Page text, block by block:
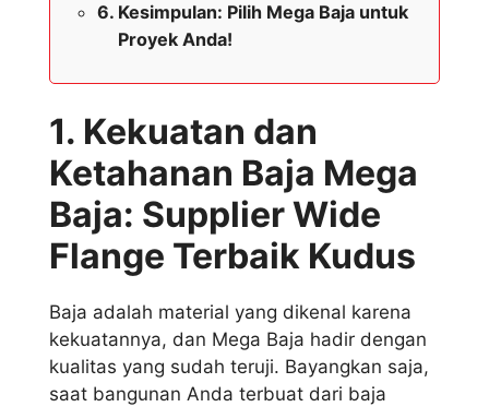
Kesimpulan: Pilih Mega Baja untuk
Proyek Anda!
1. Kekuatan dan
Ketahanan Baja Mega
Baja: Supplier Wide
Flange Terbaik Kudus
Baja adalah material yang dikenal karena
kekuatannya, dan Mega Baja hadir dengan
kualitas yang sudah teruji. Bayangkan saja,
saat bangunan Anda terbuat dari baja